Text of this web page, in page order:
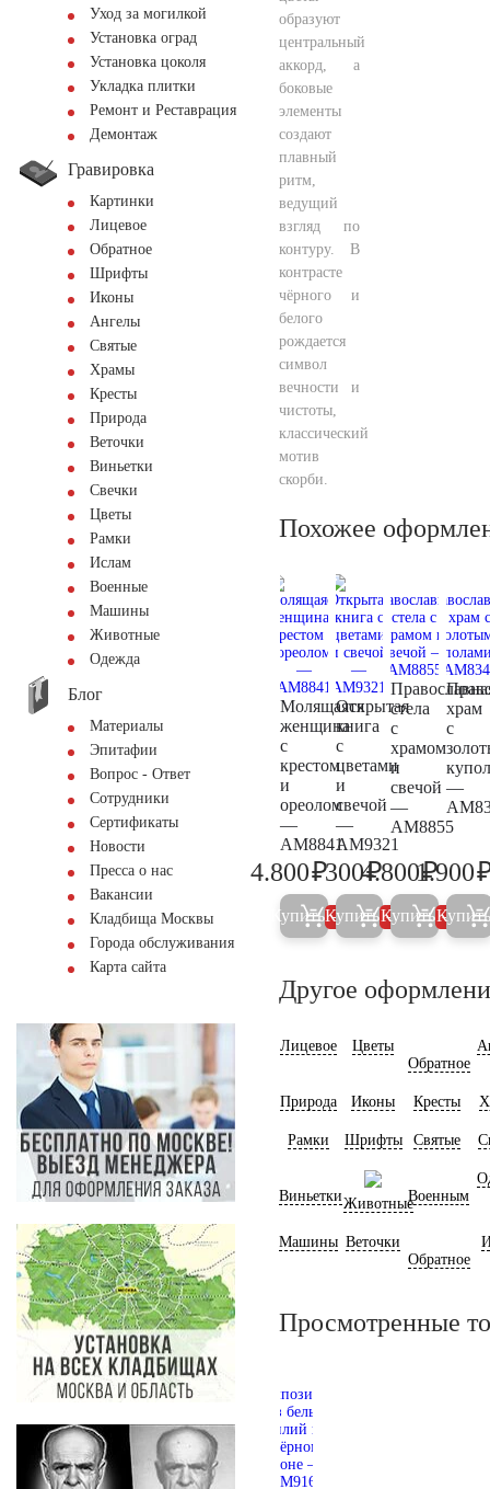
Уход за могилкой
Установка оград
Установка цоколя
Укладка плитки
Ремонт и Реставрация
Демонтаж
Гравировка
Картинки
Лицевое
Обратное
Шрифты
Иконы
Ангелы
Святые
Храмы
Кресты
Природа
Веточки
Виньетки
Свечки
Цветы
Рамки
Ислам
Военные
Машины
Животные
Одежда
Блог
Материалы
Эпитафии
Вопрос - Ответ
Сотрудники
Сертификаты
Новости
Пресса о нас
Вакансии
Кладбища Москвы
Города обслуживания
Карта сайта
образуют
центральный
аккорд, а
боковые
элементы
создают
плавный
ритм,
ведущий
взгляд по
контуру. В
контрасте
чёрного и
белого
рождается
символ
вечности и
чистоты,
классический
мотив
скорби.
Похожее
Молящаяся
женщина
с
крестом
и
ореолом
—
AM8841
5.000
4.800₽
Купить 5%
Открытая
книга
с
цветами
и
свечой
—
AM9321
300
300₽
Купить 5%
стела
с
храмом
и
свечой
—
AM8855
5.000
4.800₽
Купить 5%
храм
с
—
1.900
Купить
Другое
Лицевое
Цветы
Обратное
Природа Иконы Кресты
Рамки Шрифты Святые
ВиньеткиЖивотныеВоенным
Машины Веточки
Обратное
Просмотренные